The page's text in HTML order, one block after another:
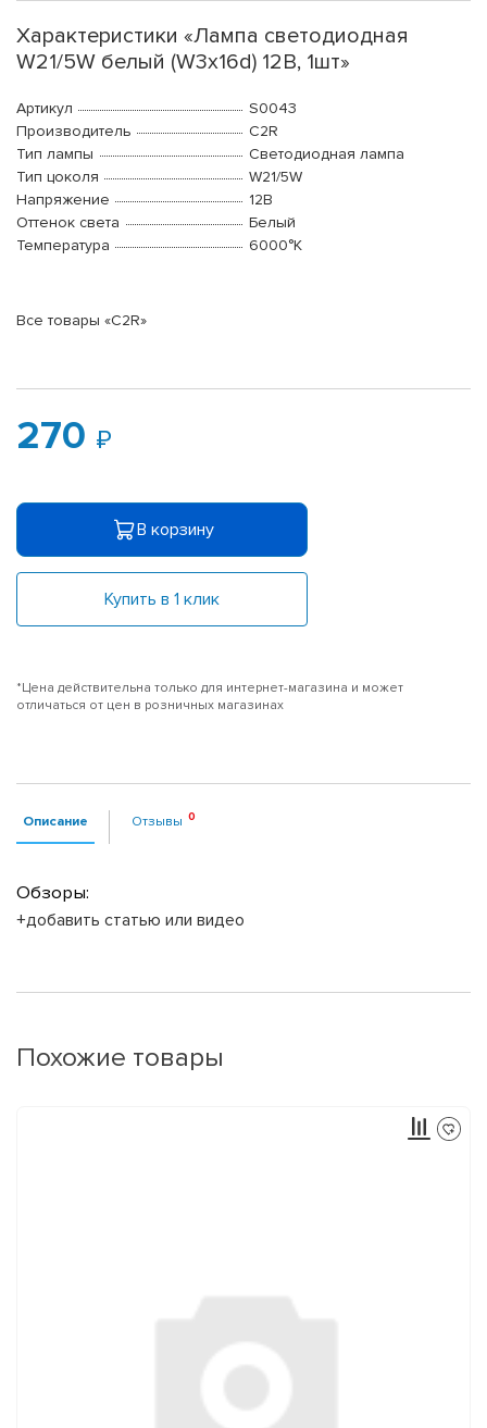
Характеристики «Лампа светодиодная
W21/5W белый (W3x16d) 12В, 1шт»
Артикул
S0043
Производитель
C2R
Тип лампы
Светодиодная лампа
Тип цоколя
W21/5W
Напряжение
12В
Оттенок света
Белый
Температура
6000°K
Все товары «C2R»
270
В корзину
Купить в 1 клик
*Цена действительна только для интернет-магазина и может
отличаться от цен в розничных магазинах
Описание Отзывы
Обзоры:
+добавить статью или видео
Похожие товары